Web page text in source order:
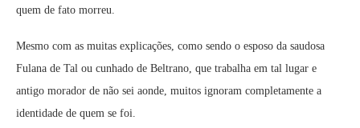
quem de fato morreu.
Mesmo com as muitas explicações, como sendo o esposo da saudosa
Fulana de Tal ou cunhado de Beltrano, que trabalha em tal lugar e
antigo morador de não sei aonde, muitos ignoram completamente a
identidade de quem se foi.